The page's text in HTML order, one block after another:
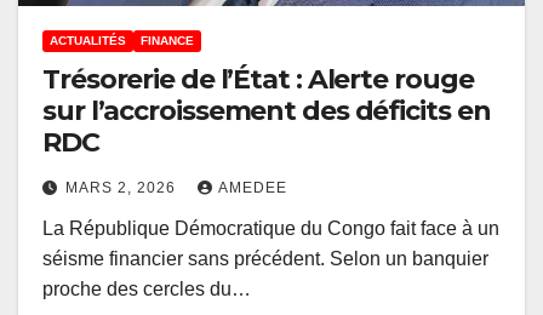
ACTUALITÉS FINANCE
Trésorerie de l’État : Alerte rouge
sur l’accroissement des déficits en
RDC
MARS 2, 2026 AMEDEE
La République Démocratique du Congo fait face à un
séisme financier sans précédent. Selon un banquier
proche des cercles du…